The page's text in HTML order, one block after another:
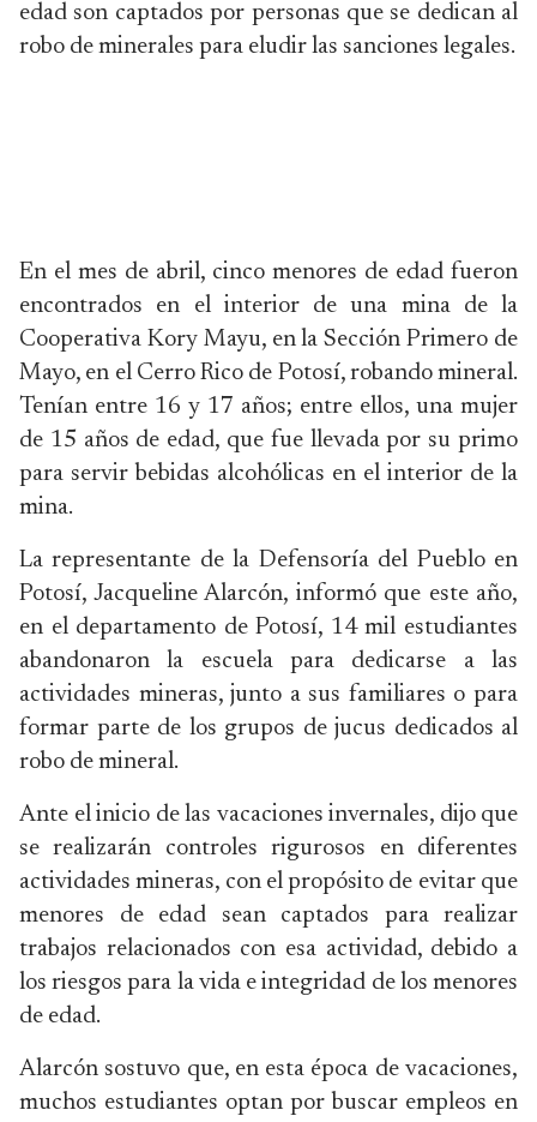
edad son captados por personas que se dedican al
robo de minerales para eludir las sanciones legales.
En el mes de abril, cinco menores de edad fueron
encontrados en el interior de una mina de la
Cooperativa Kory Mayu, en la Sección Primero de
Mayo, en el Cerro Rico de Potosí, robando mineral.
Tenían entre 16 y 17 años; entre ellos, una mujer
de 15 años de edad, que fue llevada por su primo
para servir bebidas alcohólicas en el interior de la
mina.
La representante de la Defensoría del Pueblo en
Potosí, Jacqueline Alarcón, informó que este año,
en el departamento de Potosí, 14 mil estudiantes
abandonaron la escuela para dedicarse a las
actividades mineras, junto a sus familiares o para
formar parte de los grupos de jucus dedicados al
robo de mineral.
Ante el inicio de las vacaciones invernales, dijo que
se realizarán controles rigurosos en diferentes
actividades mineras, con el propósito de evitar que
menores de edad sean captados para realizar
trabajos relacionados con esa actividad, debido a
los riesgos para la vida e integridad de los menores
de edad.
Alarcón sostuvo que, en esta época de vacaciones,
muchos estudiantes optan por buscar empleos en